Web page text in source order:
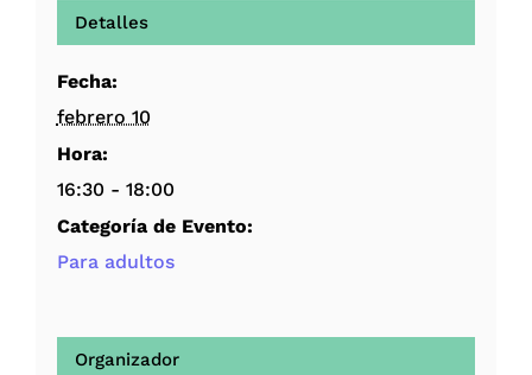
Detalles
Fecha:
febrero 10
Hora:
16:30 - 18:00
Categoría de Evento:
Para adultos
Organizador